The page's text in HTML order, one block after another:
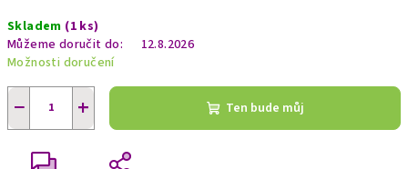
cena:
Skladem (1 ks)
Můžeme doručit do:
12.8.2026
Možnosti doručení
+
− Ten bude můj